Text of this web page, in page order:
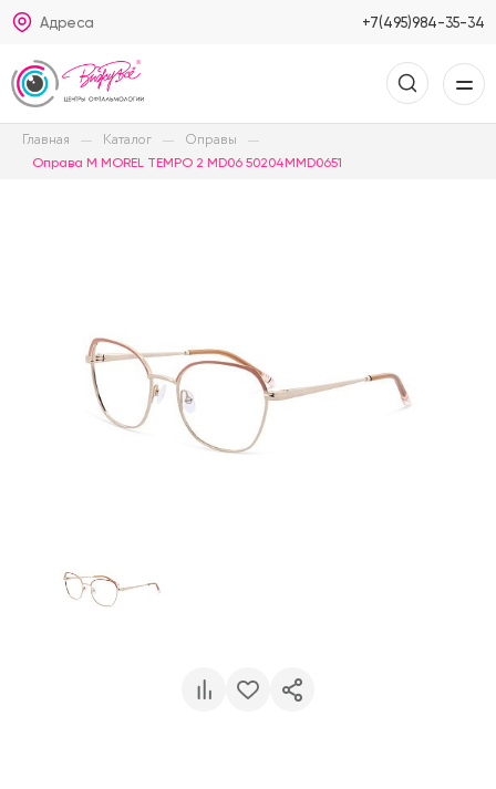
Адреса +7(495)984-35-34
Главная Каталог Оправы
Оправа M MOREL TEMPO 2 MD06 50204MMD0651